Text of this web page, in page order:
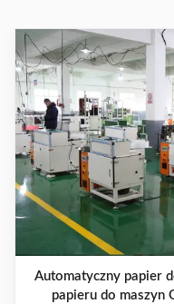
Automatyczny papier
papieru do maszyn